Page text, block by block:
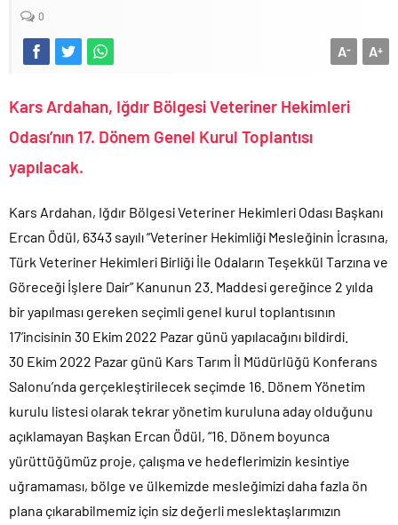
0
A+
A-
Kars Ardahan, Iğdır Bölgesi Veteriner Hekimleri
Odası’nın 17. Dönem Genel Kurul Toplantısı
yapılacak.
Kars Ardahan, Iğdır Bölgesi Veteriner Hekimleri Odası Başkanı
Ercan Ödül, 6343 sayılı “Veteriner Hekimliği Mesleğinin İcrasına,
Türk Veteriner Hekimleri Birliği İle Odaların Teşekkül Tarzına ve
Göreceği İşlere Dair” Kanunun 23. Maddesi gereğince 2 yılda
bir yapılması gereken seçimli genel kurul toplantısının
17’incisinin 30 Ekim 2022 Pazar günü yapılacağını bildirdi.
30 Ekim 2022 Pazar günü Kars Tarım İl Müdürlüğü Konferans
Salonu’nda gerçekleştirilecek seçimde 16. Dönem Yönetim
kurulu listesi olarak tekrar yönetim kuruluna aday olduğunu
açıklamayan Başkan Ercan Ödül, “16. Dönem boyunca
yürüttüğümüz proje, çalışma ve hedeflerimizin kesintiye
uğramaması, bölge ve ülkemizde mesleğimizi daha fazla ön
plana çıkarabilmemiz için siz değerli meslektaşlarımızın